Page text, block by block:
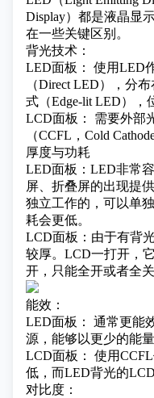
Display）都是液晶显
在一些关键区别。
背光技术：
LED面板： 使用LED
（Direct LED），分
式（Edge-lit LED），
LCD面板： 需要外部
（CCFL，Cold
厚度与功耗
LED面板：LED非常
屏、折叠屏的出现提
独立工作的，可以单
耗会更低。
LCD面板：由于有背
较厚。LCD一打开，
开，只能全开或者全关
能效：
LED面板： 通常更能
源，能够以更少的能
LCD面板： 使用
低，而LED背光的
对比度：